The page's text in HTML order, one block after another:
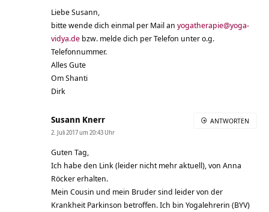
Liebe Susann,
bitte wende dich einmal per Mail an yogatherapie@yoga-
vidya.de bzw. melde dich per Telefon unter o.g.
Telefonnummer.
Alles Gute
Om Shanti
Dirk
Susann Knerr
2. Juli 2017 um 20:43 Uhr
Guten Tag,
Ich habe den Link (leider nicht mehr aktuell), von Anna
Röcker erhalten.
Mein Cousin und mein Bruder sind leider von der
Krankheit Parkinson betroffen. Ich bin Yogalehrerin (BYV)
ANTWORTEN